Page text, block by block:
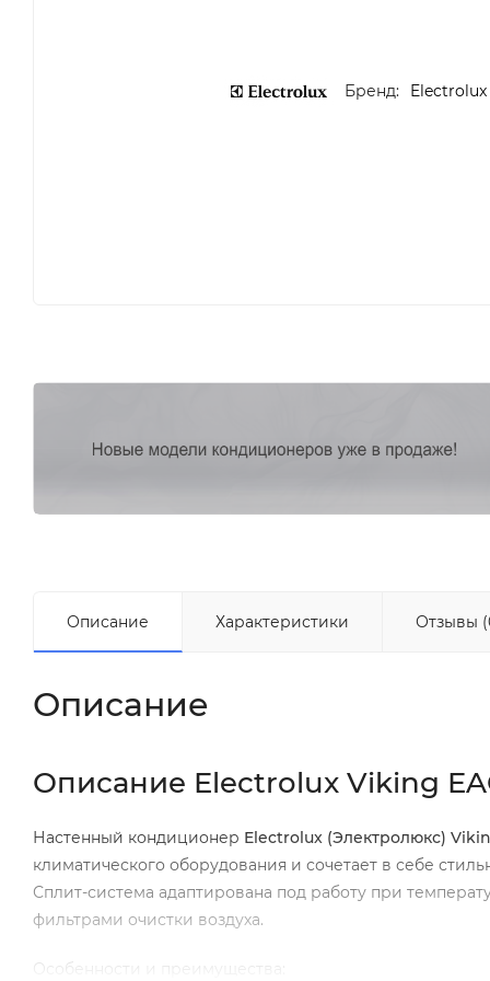
Бренд: Electrolux
Описание Характеристики Отзывы
Описание
Описание Electrolux Viking
Настенный кондиционер Electrolux (Электролюкс)
климатического оборудования и сочетает в себе
Сплит-система адаптирована под работу при
фильтрами очистки воздуха.
Особенности и преимущества: